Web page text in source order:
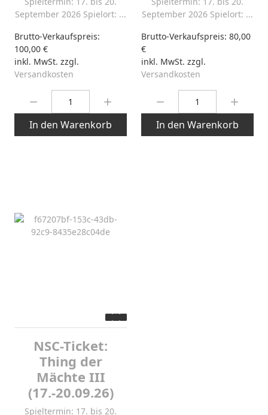
September 2026 Spielort: ...
Brutto-Verkaufspreis:
100,00 €
inkl. MwSt. zzgl.
Versandkosten
In den Warenkorb
September 2026 Spielort: ...
Brutto-Verkaufspreis: 80,00
€
inkl. MwSt. zzgl.
Versandkosten
In den Warenkorb
NSC-Ticket:
Thing der
Mächte III
(17.-20.09.26)
Spieltermin: 17. bis 20.